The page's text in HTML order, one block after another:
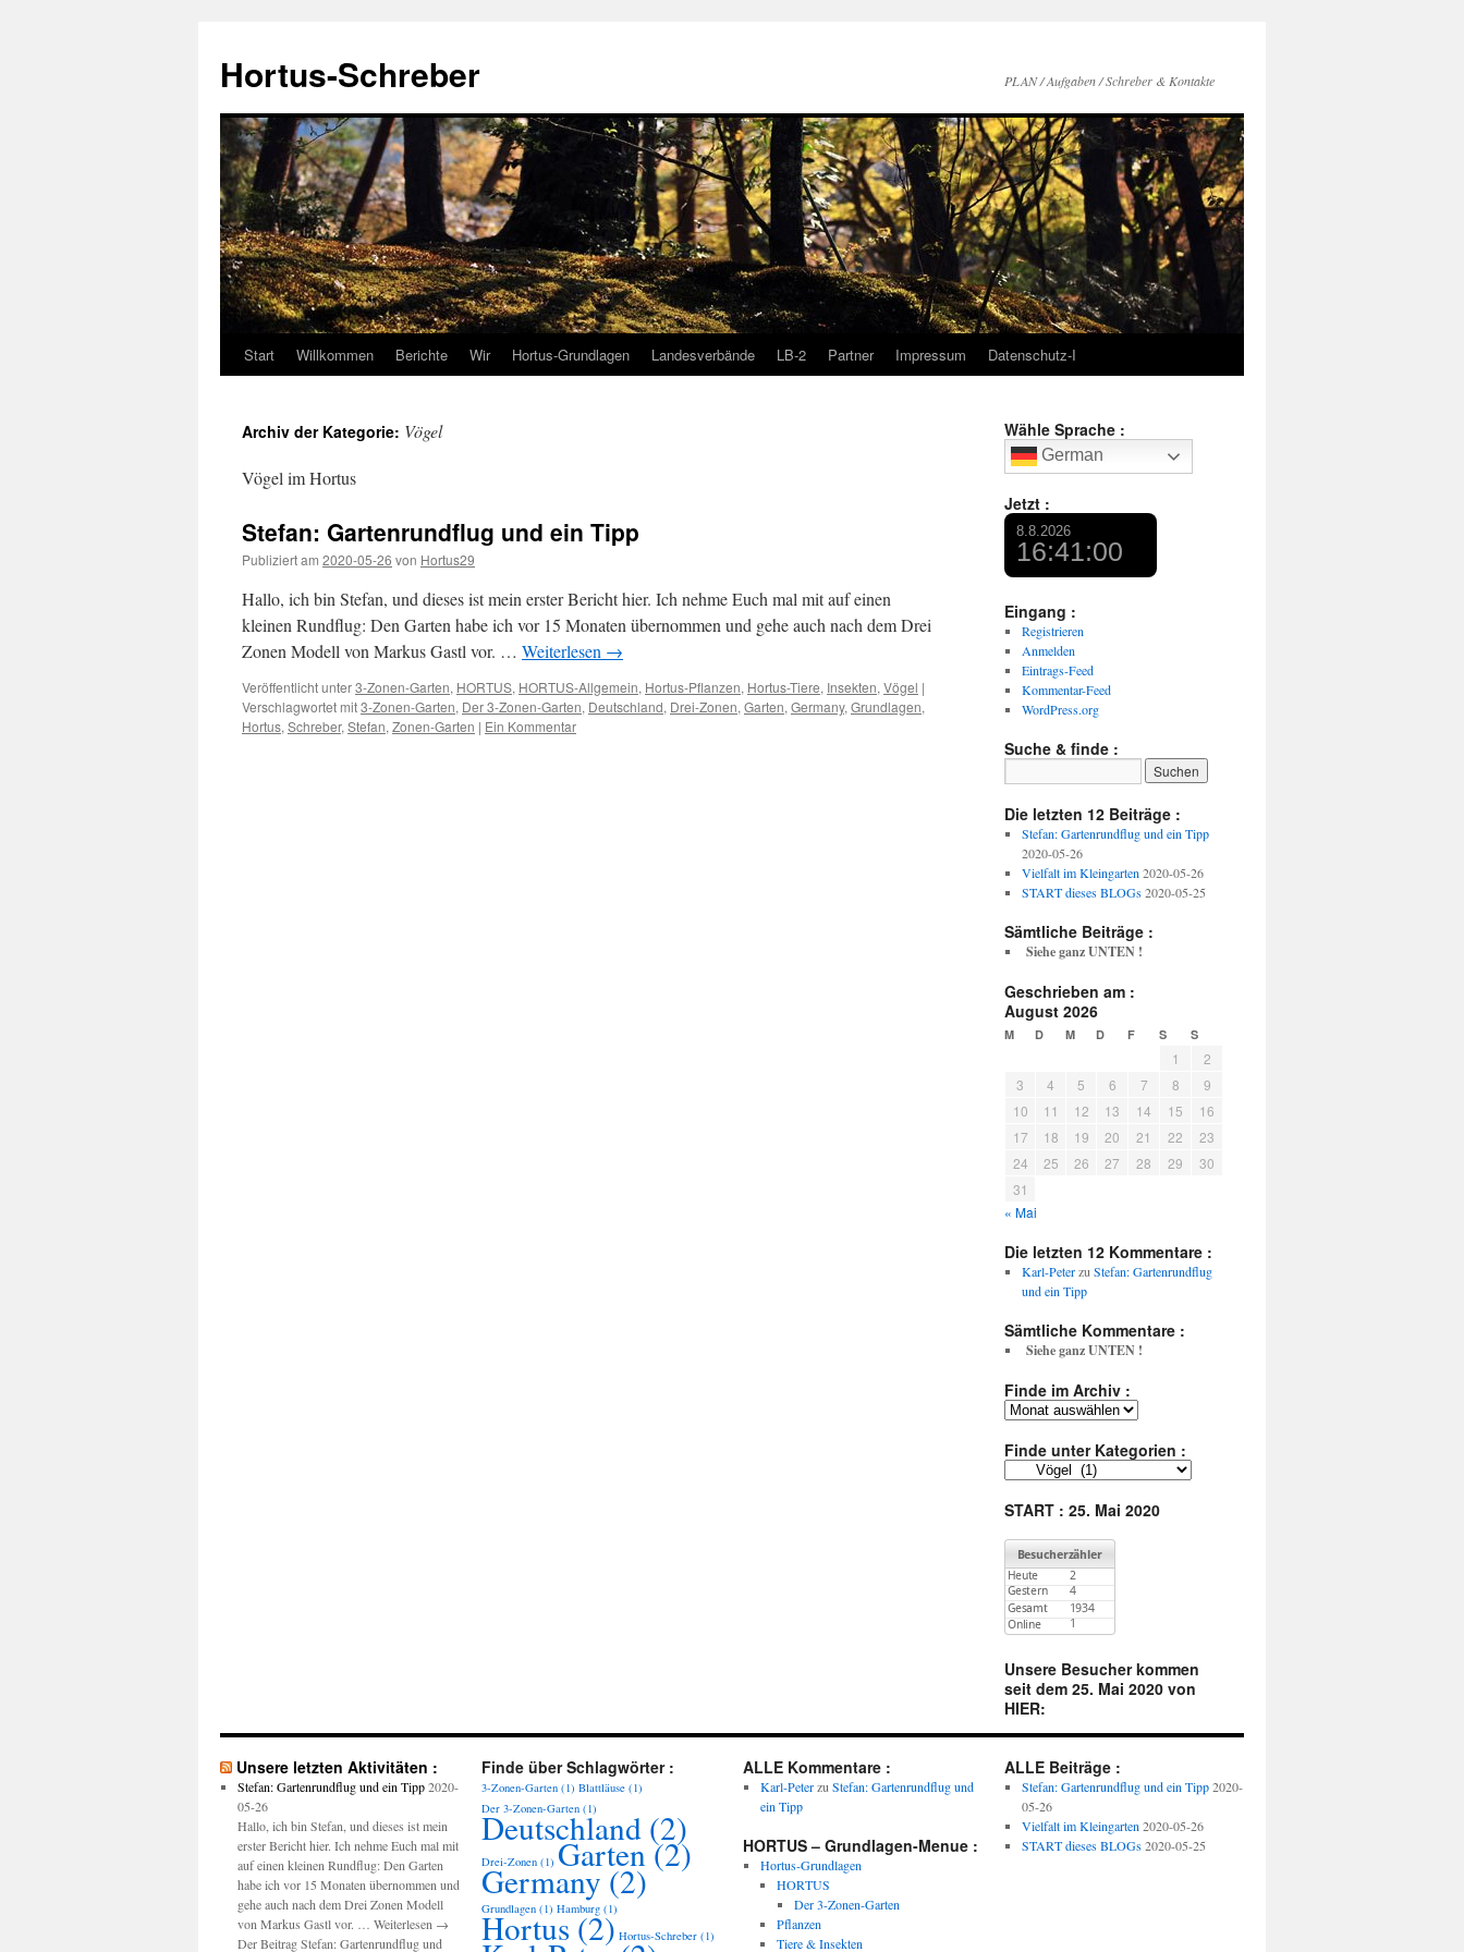
Hortus-Schreber PLAN / Aufgaben / Schreber & Kontakte
Zum
springen
Start Willkommen Berichte Wir Hortus-Grundlagen Landesverbände LB-2 Partner Impressum Datenschutz-I
Archiv der Kategorie: Vögel
Vögel im Hortus
Stefan: Gartenrundflug und ein Tipp
Publiziert am 2020-05-26 von Hortus29
Hallo, ich bin Stefan, und dieses ist mein erster Bericht hier. Ich nehme Euch mal mit auf einen
kleinen Rundflug: Den Garten habe ich vor 15 Monaten übernommen und gehe auch nach dem Drei
Zonen Modell von Markus Gastl vor. … Weiterlesen →
Veröffentlicht unter3-Zonen-Garten, HORTUS, HORTUS-Allgemein, Hortus-Pflanzen, Hortus-Tiere, Insekten, Vögel |
Verschlagwortet mit3-Zonen-Garten, Der 3-Zonen-Garten, Deutschland, Drei-Zonen, Garten, Germany, Grundlagen,
Hortus, Schreber, Stefan, Zonen-Garten | Ein Kommentar
Wähle Sprache :
German
Jetzt :
Eingang :
Registrieren
Anmelden
Eintrags-Feed
Kommentar-Feed
WordPress.org
Suche & finde :
Die letzten 12 Beiträge :
Stefan: Gartenrundflug und ein Tipp
2020-05-26
Vielfalt im Kleingarten 2020-05-26
START dieses BLOGs 2020-05-25
Sämtliche Beiträge :
Siehe ganz UNTEN !
Geschrieben am :
August 2026
M D M D F S S
1
2
3
4 5 6 7 8
9
10
11 12 13 14 15
16
17
18 19 20 21 22
23
24
25 26 27 28 29
30
31
« Mai
Die letzten 12 Kommentare :
Karl-Peterzu Stefan: Gartenrundflug
und ein Tipp
Sämtliche Kommentare :
Siehe ganz UNTEN !
Finde im Archiv :
Finde
Archiv
Finde unter Kategorien :
Kategorien
START : 25. Mai 2020
Unsere Besucher kommen
seit dem 25. Mai 2020 von
HIER:
Unsere letzten Aktivitäten :
Stefan: Gartenrundflug und ein Tipp 2020-
05-26
Hallo, ich bin Stefan, und dieses ist mein
erster Bericht hier. Ich nehme Euch mal mit
auf einen kleinen Rundflug: Den Garten
habe ich vor 15 Monaten übernommen und
gehe auch nach dem Drei Zonen Modell
von Markus Gastl vor. … Weiterlesen →
Der Beitrag Stefan: Gartenrundflug und
Finde über Schlagwörter :
3-Zonen-Garten (1) Blattläuse (1)
Der 3-Zonen-Garten (1)
Deutschland (2)
Drei-Zonen (1) Garten(2)
Germany(2)
Grundlagen (1) Hamburg (1)
Hortus(2) Hortus-Schreber (1)
ALLE Kommentare :
Karl-Peterzu Stefan: Gartenrundflug und
ein Tipp
HORTUS – Grundlagen-Menue :
Hortus-Grundlagen
HORTUS
Der 3-Zonen-Garten
Pflanzen
Tiere & Insekten
ALLE Beiträge :
Stefan: Gartenrundflug und ein Tipp 2020-
05-26
Vielfalt im Kleingarten 2020-05-26
START dieses BLOGs 2020-05-25